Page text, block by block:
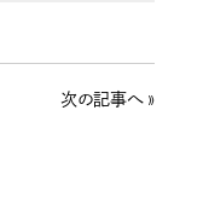
次の記事へ »